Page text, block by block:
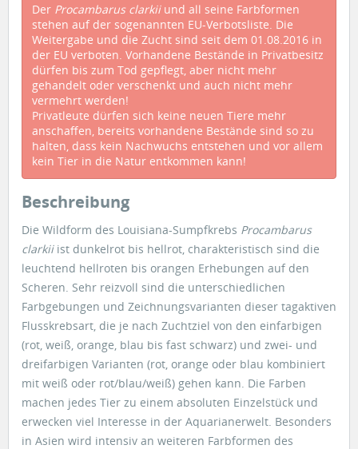
Der Procambarus clarkiiund all seine Farbformen
stehen auf der sogenannten EU-Verbotsliste. Die
Weitergabe und die Zucht sind seit dem 01.08.2016 in
der EU verboten. Vorhandene Bestände in Privatbesitz
dürfen bis zum Tod gepflegt, aber nicht mehr
gehandelt oder verschenkt und auch nicht mehr
vermehrt werden!
Privatleute dürfen sich keine neuen Tiere mehr
anschaffen, bereits vorhandene Bestände sind so zu
halten, dass kein Nachwuchs entstehen und vor allem
kein Tier in die Natur entkommen kann!
Beschreibung
Die Wildform des Louisiana-Sumpfkrebs Procambarus
clarkiiist dunkelrot bis hellrot, charakteristisch sind die
leuchtend hellroten bis orangen Erhebungen auf den
Scheren. Sehr reizvoll sind die unterschiedlichen
Farbgebungen und Zeichnungsvarianten dieser tagaktiven
Flusskrebsart, die je nach Zuchtziel von den einfarbigen
(rot, weiß, orange, blau bis fast schwarz) und zwei- und
dreifarbigen Varianten (rot, orange oder blau kombiniert
mit weiß oder rot/blau/weiß) gehen kann. Die Farben
machen jedes Tier zu einem absoluten Einzelstück und
erwecken viel Interesse in der Aquarianerwelt. Besonders
in Asien wird intensiv an weiteren Farbformen des